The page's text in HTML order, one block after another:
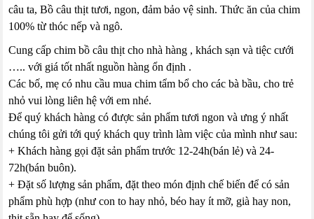
câu ta, Bồ câu thịt tươi, ngon, đảm bảo vệ sinh. Thức ăn của chim
100% từ thóc nếp và ngô.
Cung cấp chim bồ câu thịt cho nhà hàng , khách sạn và tiệc cưới
….. với giá tốt nhất nguồn hàng ổn định .
Các bố, mẹ có nhu cầu mua chim tẩm bổ cho các bà bầu, cho trẻ
nhỏ vui lòng liên hệ với em nhé.
Để quý khách hàng có được sản phẩm tươi ngon và ưng ý nhất
chúng tôi gửi tới quý khách quy trình làm việc của mình như sau:
+ Khách hàng gọi đặt sản phẩm trước 12-24h(bán lẻ) và 24-
72h(bán buôn).
+ Đặt số lượng sản phẩm, đặt theo món định chế biến để có sản
phẩm phù hợp (như con to hay nhỏ, béo hay ít mỡ, già hay non,